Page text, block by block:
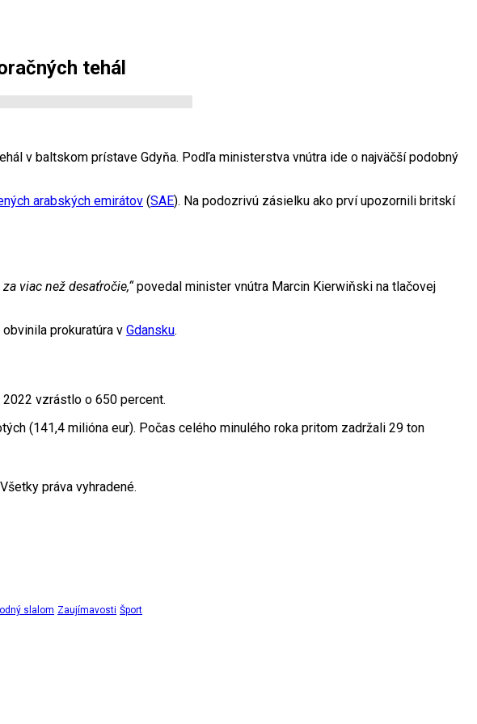
tehál
v baltskom prístave Gdyňa. Podľa ministerstva vnútra ide o najväčší podobný
arabských emirátov (SAE). Na podozrivú zásielku ako prví upozornili britskí
viac než desaťročie,“povedal minister vnútra Marcin Kierwiňski na tlačovej
prokuratúra v Gdansku.
vzrástlo o 650 percent.
(141,4 milióna eur). Počas celého minulého roka pritom zadržali 29 ton
práva vyhradené.
slalom Zaujímavosti Šport